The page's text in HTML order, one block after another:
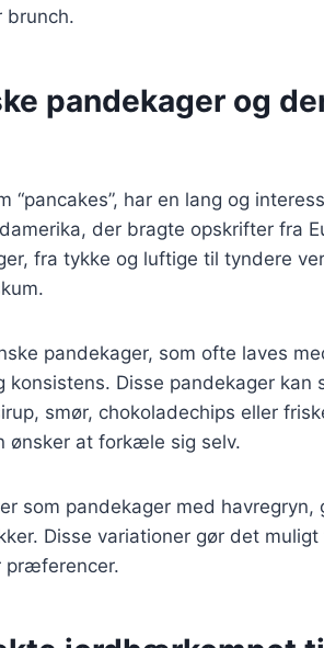
brunch.
pandekager og
har en lang og
der bragte opskrifter fra
fra tykke og luftige til tyndere
pandekager, som ofte laves
Disse pandekager kan
smør, chokoladechips eller
ønsker at forkæle sig selv.
som pandekager med
Disse variationer gør det
præferencer.